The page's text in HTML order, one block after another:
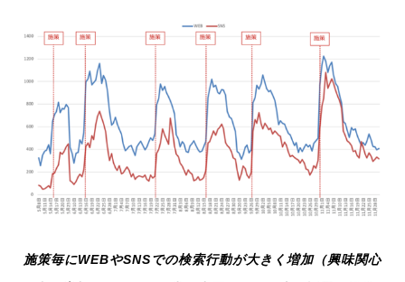
施策毎にWEBやSNSでの検索行動が大きく増加（興味関心